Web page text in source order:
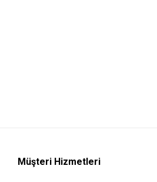
Müşteri Hizmetleri